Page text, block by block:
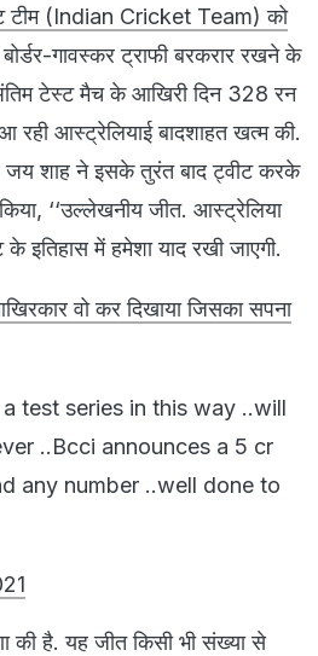
टीम (Indian Cricket Team) को
गावस्कर ट्राफी बरकरार रखने के
टेस्ट मैच के आखिरी दिन 328 रन
आस्ट्रेलियाई बादशाहत खत्म की.
जय शाह ने इसके तुरंत बाद ट्वीट करके
‘‘उल्लेखनीय जीत. आस्ट्रेलिया
में हमेशा याद रखी जाएगी.
वो कर दिखाया जिसका सपना
test series in this way ..will
..Bcci announces a 5 cr
any number ..well done to
की है. यह जीत किसी भी संख्या से